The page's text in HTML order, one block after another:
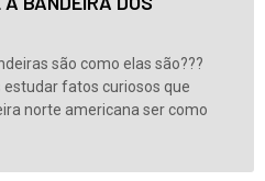
são como elas são???
estudar fatos curiosos que
norte americana ser como